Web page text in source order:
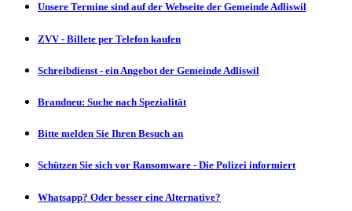
Unsere Termine sind auf der Webseite der Gemeinde Adliswil
ZVV - Billete per Telefon kaufen
Schreibdienst - ein Angebot der Gemeinde Adliswil
Brandneu: Suche nach Spezialität
Bitte melden Sie Ihren Besuch an
Schützen Sie sich vor Ransomware - Die Polizei informiert
Whatsapp? Oder besser eine Alternative?